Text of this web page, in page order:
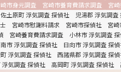
市身元調査 宮崎市養育費請求調査
宮
佐土原町 浮気調査 探偵社 児湯郡 浮気調査
宮崎市慰謝料請求 宮崎市探偵社 宮
宮崎養育費請求調査 小林市 浮気調査
市 浮気調査 探偵社 日向市 浮気調査 探
浮気調査 探偵社 西諸県郡 浮気調査 探
浮気調査 探偵社 高岡町 浮気調査 探偵社